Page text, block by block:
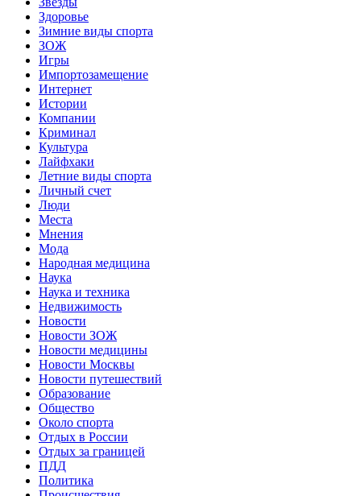
Здоровье
Зимние виды спорта
ЗОЖ
Игры
Импортозамещение
Интернет
Истории
Компании
Криминал
Культура
Лайфхаки
Летние виды спорта
Личный счет
Люди
Места
Мнения
Мода
Народная медицина
Наука
Наука и техника
Недвижимость
Новости
Новости ЗОЖ
Новости медицины
Новости Москвы
Новости путешествий
Образование
Общество
Около спорта
Отдых в России
Отдых за границей
ПДД
Политика